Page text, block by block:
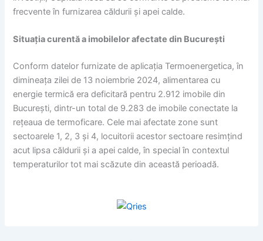
frecvente în furnizarea căldurii și apei calde.
Situația curentă a imobilelor afectate din București
Conform datelor furnizate de aplicația Termoenergetica, în
dimineața zilei de 13 noiembrie 2024, alimentarea cu
energie termică era deficitară pentru 2.912 imobile din
București, dintr-un total de 9.283 de imobile conectate la
rețeaua de termoficare. Cele mai afectate zone sunt
sectoarele 1, 2, 3 și 4, locuitorii acestor sectoare resimțind
acut lipsa căldurii și a apei calde, în special în contextul
temperaturilor tot mai scăzute din această perioadă.